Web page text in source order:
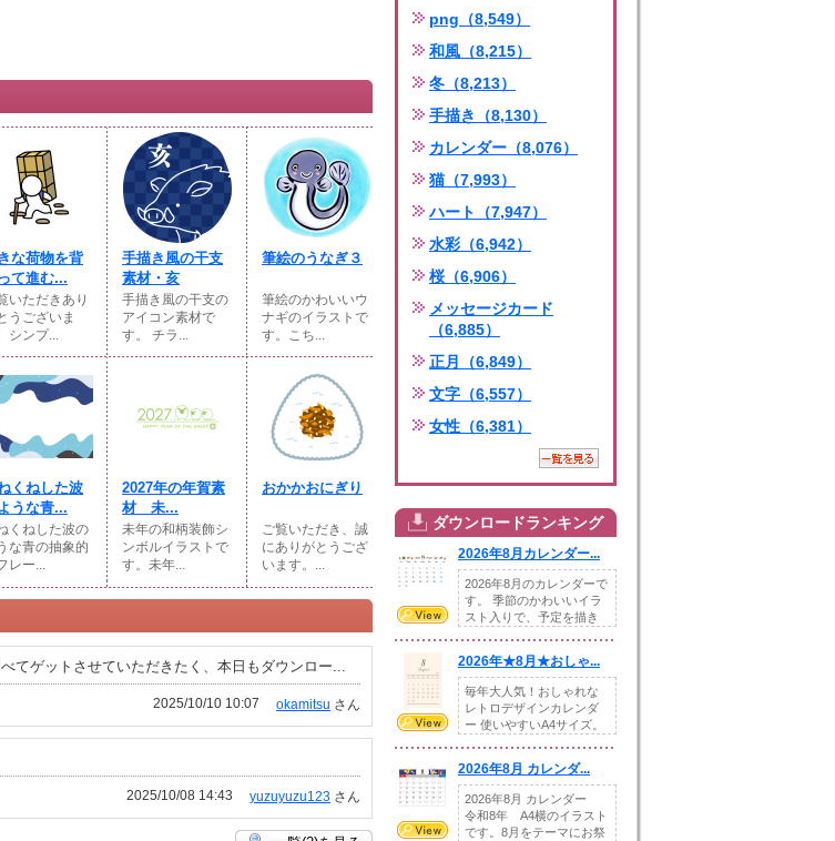
な荷物を背
て進む...
いただきあり
うございま
シンプ...
手描き風の干支
素材・亥
手描き風の干支の
アイコン素材で
す。 チラ...
筆絵のうなぎ３
筆絵のかわいいウ
ナギのイラストで
す。こち...
くねした波
うな青...
くねした波の
な青の抽象的
レー...
2027年の年賀素
材 未...
未年の和柄装飾シ
ンボルイラストで
す。未年...
おかかおにぎり
ご覧いただき、誠
にありがとうござ
います。...
ゲットさせていただきたく、本日もダウンロー...
okamitsu さん
2025/10/10 10:07
yuzuyuzu123 さん
2025/10/08 14:43
png（8,549）
和風（8,215）
冬（8,213）
手描き（8,130）
カレンダー（8,076）
猫（7,993）
ハート（7,947）
水彩（6,942）
桜（6,906）
メッセージカード
（6,885）
正月（6,849）
文字（6,557）
女性（6,381）
ダウンロードランキング
2026年8月カレンダー...
2026年8月のカレンダーで
す。 季節のかわいいイラ
スト入りで、予定を描き
2026年★8月★おしゃ...
毎年大人気！おしゃれな
レトロデザインカレンダ
ー 使いやすいA4サイズ。
2026年8月 カレンダ...
2026年8月 カレンダー
令和8年 A4横のイラスト
です。8月をテーマにお祭